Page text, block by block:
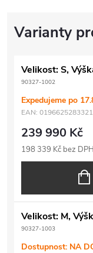
Velikost: S,
90327-1002
Expedujeme po
EAN: 0196625283321
239 990 Kč
198 339 Kč bez DPH
Velikost: M,
90327-1003
Dostupnost: NA